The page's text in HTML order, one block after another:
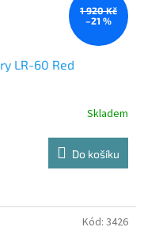
1 920 Kč
–21 %
LR-60 Red
Skladem
Do košíku
Kód: 3426